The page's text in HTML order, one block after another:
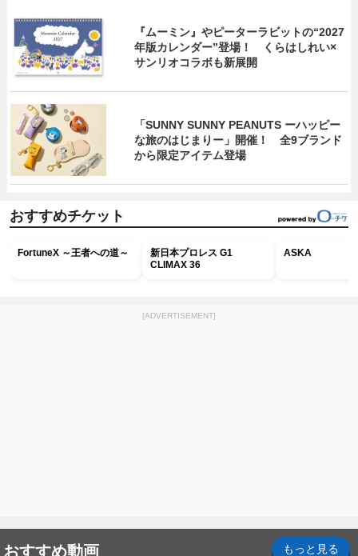
『ムーミン』やピーターラビットの“2027
年版カレンダー”登場！ くらはしれい×
サンリオコラボも新展開
「SUNNY SUNNY PEANUTS ーハッピー
な旅のはじまりー」開催！ 全9ブランド
から限定アイテム登場
おすすめチケット
FortuneX ～王者への道～
新日本プロレス G1
CLIMAX 36
ASKA
[ADVERTISEMENT]
おすすめ動画 もっと見る